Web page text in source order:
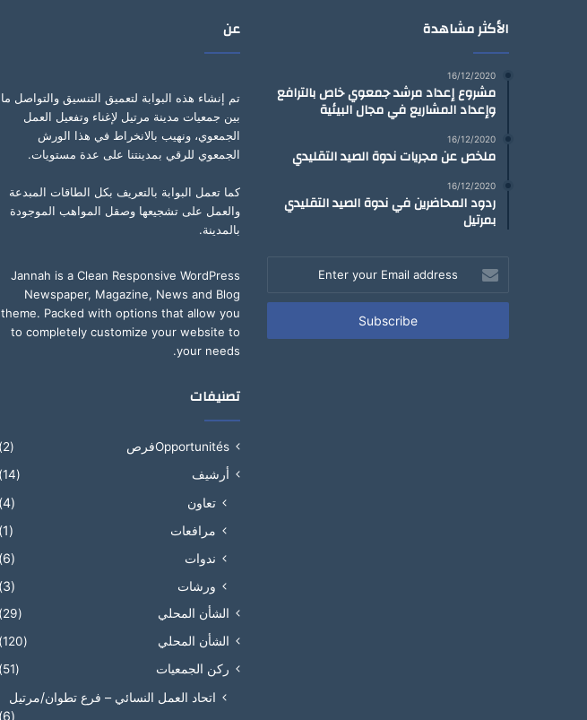
الأكثر مشاهدة
16/12/2020
مشروع إعداد مرشد جمعوي خاص بالترافع
وإعداد المشاريع في مجال البيئية
16/12/2020
ملخص عن مجريات ندوة الصيد التقليدي
16/12/2020
ردود المحاضرين في ندوة الصيد التقليدي
بمرتيل
your
Email
عن
تم إنشاء هذه البوابة لتعميق التنسيق والتواصل ما
بين جمعيات مدينة مرتيل لإغناء وتفعيل العمل
الجمعوي، ونهيب بالانخراط في هذا الورش
الجمعوي للرقي بمدينتنا على عدة مستويات.
كما تعمل البوابة بالتعريف بكل الطاقات المبدعة
والعمل على تشجيعها وصقل المواهب الموجودة
بالمدينة.
Jannah is a Clean Responsive WordPress
Newspaper, Magazine, News and Blog
theme. Packed with options that allow you
to completely customize your website to
your needs.
تصنيفات
Opportunitésفرص
(2)
أرشيف
(14)
تعاون
(4)
مرافعات
(1)
ندوات
(6)
ورشات
(3)
الشأن المحلي
(29)
الشأن المحلي
(120)
ركن الجمعيات
(51)
اتحاد العمل النسائي – فرع تطوان/مرتيل
(6)